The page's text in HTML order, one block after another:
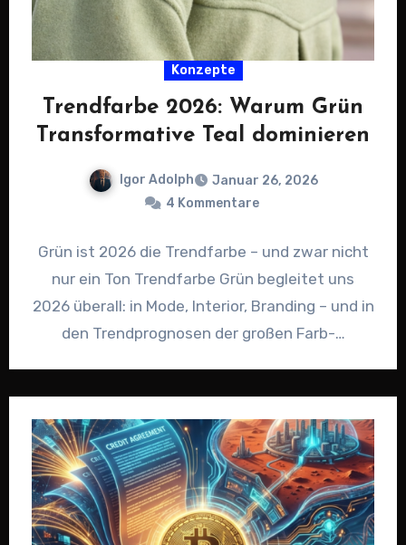
Konzepte
Trendfarbe 2026: Warum Grün
Transformative Teal dominieren
Igor Adolph
Januar 26, 2026
4 Kommentare
Grün ist 2026 die Trendfarbe – und zwar nicht
nur ein Ton Trendfarbe Grün begleitet uns
2026 überall: in Mode, Interior, Branding – und in
den Trendprognosen der großen Farb-…